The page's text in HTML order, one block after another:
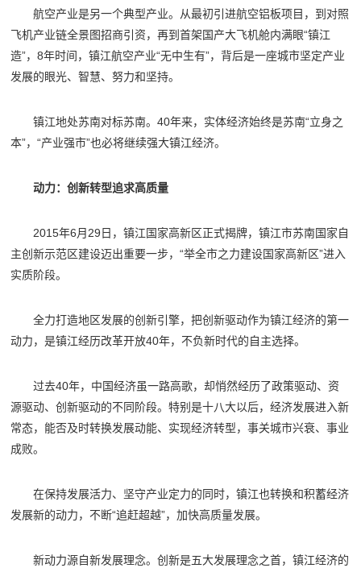
航空产业是另一个典型产业。从最初引进航空铝板项目，到对照
飞机产业链全景图招商引资，再到首架国产大飞机舱内满眼“镇江
造”，8年时间，镇江航空产业“无中生有”，背后是一座城市坚定产业
发展的眼光、智慧、努力和坚持。
镇江地处苏南对标苏南。40年来，实体经济始终是苏南“立身之
本”，“产业强市”也必将继续强大镇江经济。
动力：创新转型追求高质量
2015年6月29日，镇江国家高新区正式揭牌，镇江市苏南国家自
主创新示范区建设迈出重要一步，“举全市之力建设国家高新区”进入
实质阶段。
全力打造地区发展的创新引擎，把创新驱动作为镇江经济的第一
动力，是镇江经历改革开放40年，不负新时代的自主选择。
过去40年，中国经济虽一路高歌，却悄然经历了政策驱动、资
源驱动、创新驱动的不同阶段。特别是十八大以后，经济发展进入新
常态，能否及时转换发展动能、实现经济转型，事关城市兴衰、事业
成败。
在保持发展活力、坚守产业定力的同时，镇江也转换和积蓄经济
发展新的动力，不断“追赶超越”，加快高质量发展。
新动力源自新发展理念。创新是五大发展理念之首，镇江经济的